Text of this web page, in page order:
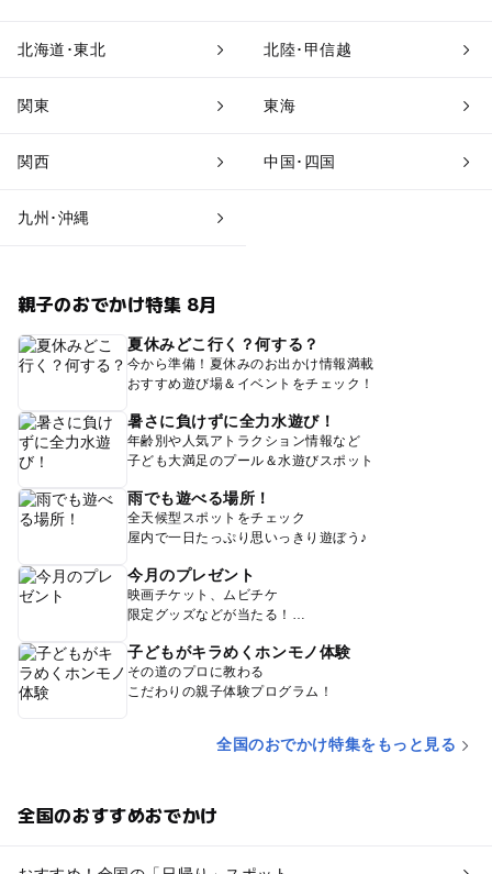
北海道･東北 北陸･甲信越
関東 東海
関西 中国･四国
九州･沖縄
親子のおでかけ特集 8月
夏休みどこ行く？何する？
今から準備！夏休みのお出かけ情報満載
おすすめ遊び場＆イベントをチェック！
暑さに負けずに全力水遊び！
年齢別や人気アトラクション情報など
子ども大満足のプール＆水遊びスポット
雨でも遊べる場所！
全天候型スポットをチェック
屋内で一日たっぷり思いっきり遊ぼう♪
今月のプレゼント
映画チケット、ムビチケ
限定グッズなどが当たる！
子どもがキラめくホンモノ体験
その道のプロに教わる
こだわりの親子体験プログラム！
全国のおでかけ特集をもっと見る
全国のおすすめおでかけ